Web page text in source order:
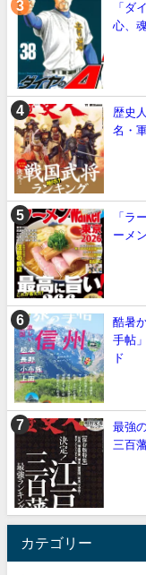
「ダ
心、
歴史
名・
「ラ
ーメ
酷暑
手帖
ド
最強
三百
カテゴリー